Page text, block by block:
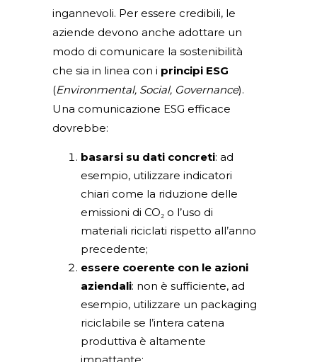
ingannevoli. Per essere credibili, le
aziende devono anche adottare un
modo di comunicare la sostenibilità
che sia in linea con i principi ESG
(Environmental, Social, Governance).
Una comunicazione ESG efficace
dovrebbe:
basarsi su dati concreti: ad
esempio, utilizzare indicatori
chiari come la riduzione delle
emissioni di CO₂ o l’uso di
materiali riciclati rispetto all’anno
precedente;
essere coerente con le azioni
aziendali: non è sufficiente, ad
esempio, utilizzare un packaging
riciclabile se l’intera catena
produttiva è altamente